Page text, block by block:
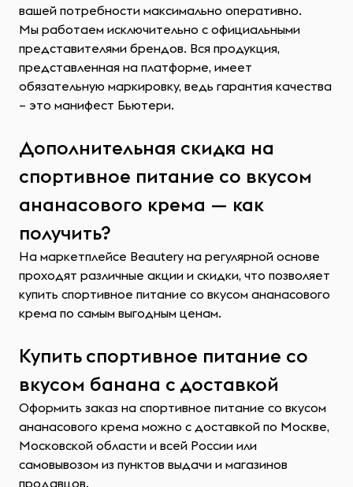
вашей потребности максимально оперативно.
Мы работаем исключительно с официальными
представителями брендов. Вся продукция,
представленная на платформе, имеет
обязательную маркировку, ведь гарантия качества
– это манифест Бьютери.
Дополнительная скидка на
спортивное питание со вкусом
ананасового крема — как
получить?
На маркетплейсе Beautery на регулярной основе
проходят различные акции и скидки, что позволяет
купить спортивное питание со вкусом ананасового
крема по самым выгодным ценам.
Купить спортивное питание со
вкусом банана с доставкой
Оформить заказ на спортивное питание со вкусом
ананасового крема можно с доставкой по Москве,
Московской области и всей России или
самовывозом из пунктов выдачи и магазинов
продавцов.